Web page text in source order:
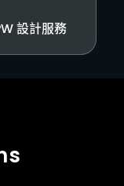
設計服務